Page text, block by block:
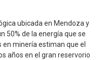
ubicada en Mendoza y
50% de la energía que se
minería estiman que el
años en el gran reservorio